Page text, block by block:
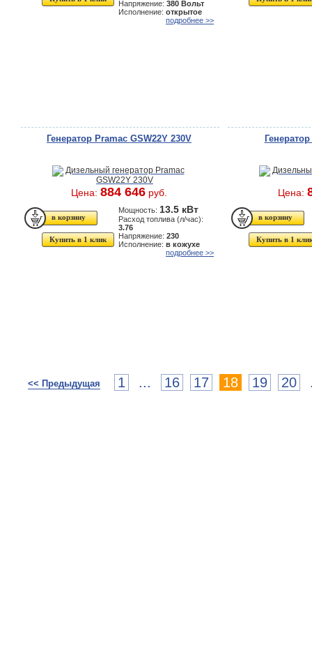
Напряжение: 380 Вольт
Исполнение: открытое
подробнее >>
Генератор Pramac GSW22Y 230V
Цена: 884 646 руб.
Купить в 1 клик
Мощность: 13.5 кВт
Расход топлива (л/час):
3.76
Напряжение: 230
Исполнение: в кожухе
подробнее >>
Цена:
Купить в 1
<< Предыдущая 1 ... 16 17 18 19 20